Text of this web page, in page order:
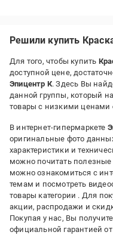
Решили купить
Для того, чтобы купить
доступной цене,
Эпицентр К. Здесь Вы
данной группы, который
товары с низкими ценами
В интернет-гипермаркете
оригинальные фото
характеристики и
можно почитать полезные
можно ознакомиться с
темам и посмотреть
товары категории . Для
акции, распродажи и
Покупая у нас, Вы
официальной гарантией